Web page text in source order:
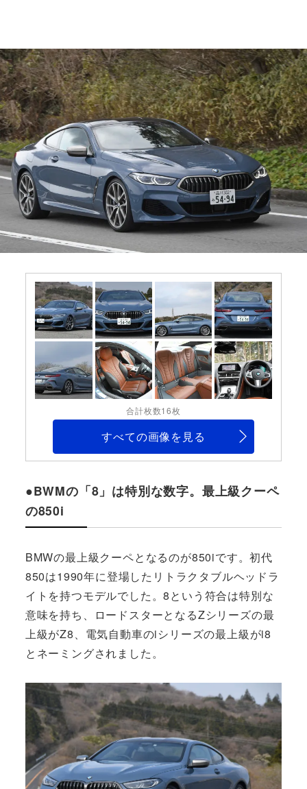
合計枚数16枚
すべての画像を見る
●BWMの「8」は特別な数字。最上級クーペ
の850i
BMWの最上級クーペとなるのが850iです。初代
850は1990年に登場したリトラクタブルヘッドラ
イトを持つモデルでした。8という符合は特別な
意味を持ち、ロードスターとなるZシリーズの最
上級がZ8、電気自動車のiシリーズの最上級がi8
とネーミングされました。